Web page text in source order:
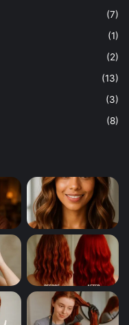
(7)
(1)
(2)
(13)
(3)
(8)